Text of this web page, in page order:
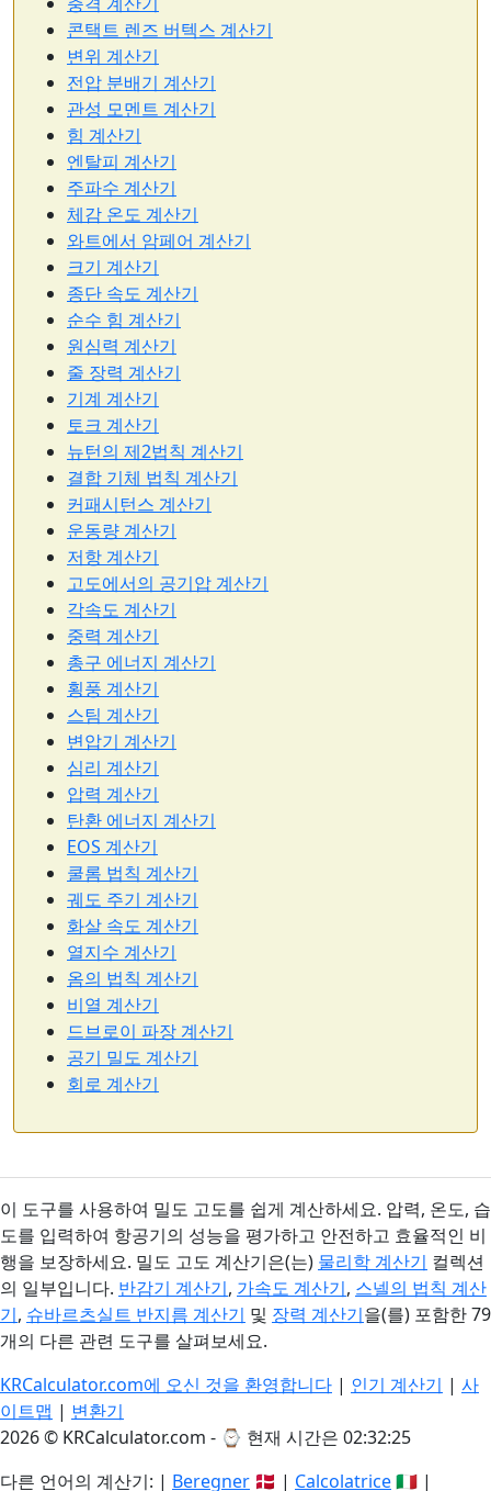
콘택트 렌즈 버텍스 계산기
변위 계산기
전압 분배기 계산기
관성 모멘트 계산기
힘 계산기
엔탈피 계산기
주파수 계산기
체감 온도 계산기
와트에서 암페어 계산기
크기 계산기
종단 속도 계산기
순수 힘 계산기
원심력 계산기
줄 장력 계산기
기계 계산기
토크 계산기
뉴턴의 제2법칙 계산기
결합 기체 법칙 계산기
커패시턴스 계산기
운동량 계산기
저항 계산기
고도에서의 공기압 계산기
각속도 계산기
중력 계산기
총구 에너지 계산기
횡풍 계산기
스팀 계산기
변압기 계산기
심리 계산기
압력 계산기
탄환 에너지 계산기
EOS 계산기
쿨롬 법칙 계산기
궤도 주기 계산기
화살 속도 계산기
열지수 계산기
옴의 법칙 계산기
비열 계산기
드브로이 파장 계산기
공기 밀도 계산기
회로 계산기
이 도구를 사용하여 밀도 고도를 쉽게 계산하세요. 압력, 온도, 습
도를 입력하여 항공기의 성능을 평가하고 안전하고 효율적인 비
행을 보장하세요. 밀도 고도 계산기은(는) 물리학 계산기 컬렉션
의 일부입니다. 반감기 계산기, 가속도 계산기, 스넬의 법칙 계산
기, 슈바르츠실트 반지름 계산기 및 장력 계산기을(를) 포함한 79
개의 다른 관련 도구를 살펴보세요.
KRCalculator.com에 오신 것을 환영합니다 | 인기 계산기 | 사
이트맵 | 변환기
2026 © KRCalculator.com - ⌚ 현재 시간은 02:32:26
다른 언어의 계산기: | Beregner 🇩🇰 | Calcolatrice🇮🇹 |